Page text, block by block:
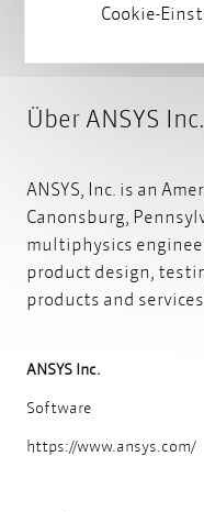
Über ANSYS Inc.
ANSYS, Inc. is an
Canonsburg,
multiphysics
product design,
products and
ANSYS Inc.
Software
https://www.ansys.com/
Cookie-